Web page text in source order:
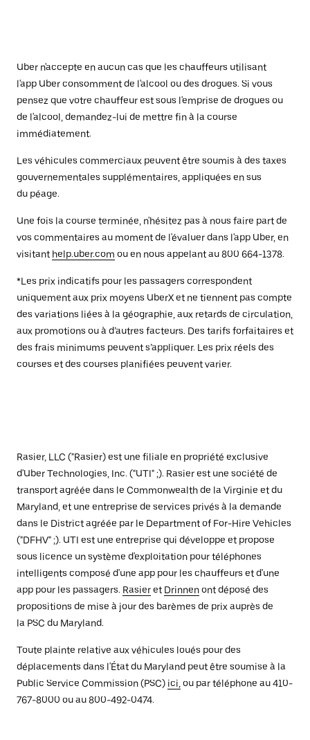
Uber n'accepte en aucun cas que les chauffeurs utilisant
l'app Uber consomment de l'alcool ou des drogues. Si vous
pensez que votre chauffeur est sous l'emprise de drogues ou
de l'alcool, demandez-lui de mettre fin à la course
immédiatement.
Les véhicules commerciaux peuvent être soumis à des taxes
gouvernementales supplémentaires, appliquées en sus
du péage.
Une fois la course terminée, n'hésitez pas à nous faire part de
vos commentaires au moment de l'évaluer dans l'app Uber, en
visitant help.uber.com ou en nous appelant au 800 664-1378.
*Les prix indicatifs pour les passagers correspondent
uniquement aux prix moyens UberX et ne tiennent pas compte
des variations liées à la géographie, aux retards de circulation,
aux promotions ou à d’autres facteurs. Des tarifs forfaitaires et
des frais minimums peuvent s’appliquer. Les prix réels des
courses et des courses planifiées peuvent varier.
Rasier, LLC ("Rasier) est une filiale en propriété exclusive
d'Uber Technologies, Inc. ("UTI" ;). Rasier est une société de
transport agréée dans le Commonwealth de la Virginie et du
Maryland, et une entreprise de services privés à la demande
dans le District agréée par le Department of For-Hire Vehicles
("DFHV" ;). UTI est une entreprise qui développe et propose
sous licence un système d'exploitation pour téléphones
intelligents composé d'une app pour les chauffeurs et d'une
app pour les passagers. Rasieret Drinnenont déposé des
propositions de mise à jour des barèmes de prix auprès de
la PSC du Maryland.
Toute plainte relative aux véhicules loués pour des
déplacements dans l'État du Maryland peut être soumise à la
Public Service Commission (PSC) ici, ou par téléphone au 410-
767-8000 ou au 800-492-0474.